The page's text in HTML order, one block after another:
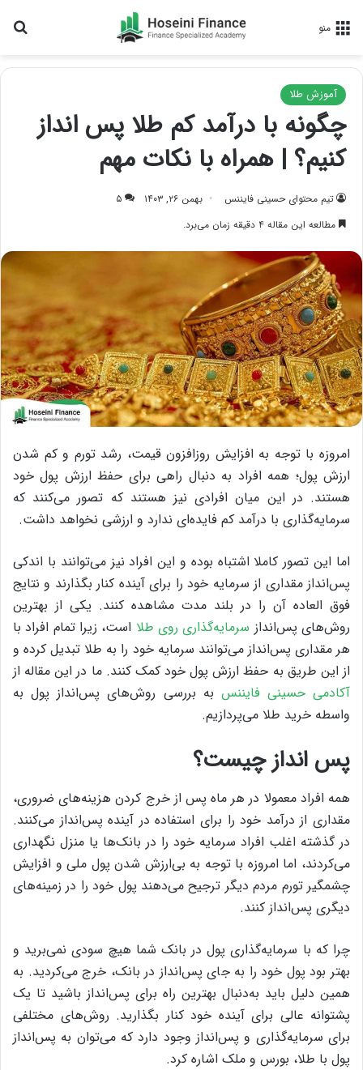
منو
آموزش طلا
چگونه با درآمد کم طلا پس‌ انداز
کنیم؟ | همراه با نکات مهم
تیم محتوای حسینی‌ فایننس بهمن ۲۶, ۱۴۰۳
۵
مطالعه این مقاله ۴ دقیقه زمان می‌برد.
امروزه با توجه به افزایش روزافزون قیمت، رشد تورم و کم شدن
ارزش پول؛ همه افراد به دنبال راهی برای حفظ ارزش پول خود
هستند. در این میان افرادی نیز هستند که تصور می‌کنند که
سرمایه‌گذاری با درآمد کم فایده‌ای ندارد و ارزشی نخواهد داشت.
اما این تصور کاملا اشتباه بوده و این افراد نیز می‌توانند با اندکی
پس‌انداز مقداری از سرمایه خود را برای آینده کنار بگذارند و نتایج
فوق العاده آن را در بلند مدت مشاهده کنند. یکی از بهترین
روش‌های پس‌انداز سرمایه‌گذاری روی طلا است، زیرا تمام افراد با
هر مقداری پس‌انداز می‌توانند سرمایه خود را به طلا تبدیل کرده و
از این طریق به حفظ ارزش پول خود کمک کنند. ما در این مقاله از
آکادمی حسینی فایننس به بررسی روش‌های پس‌انداز پول به
واسطه خرید طلا می‌پردازیم.
پس انداز چیست؟
همه افراد معمولا در هر ماه پس از خرج کردن هزینه‌های ضروری،
مقداری از درآمد خود را برای استفاده در آینده پس‌انداز می‌کنند.
در گذشته اغلب افراد سرمایه خود را در بانک‌ها یا منزل نگهداری
می‌کردند، اما امروزه با توجه به بی‌ارزش شدن پول ملی و افزایش
چشمگیر تورم مردم دیگر ترجیح می‌دهند پول خود را در زمینه‌های
دیگری پس‌انداز کنند.
چرا که با سرمایه‌گذاری پول در بانک شما هیچ سودی نمی‌برید و
بهتر بود پول خود را به جای پس‌انداز در بانک، خرج می‌کردید. به
همین دلیل باید به‌دنبال بهترین راه برای پس‌انداز باشید تا یک
پشتوانه عالی برای آینده خود کنار بگذارید. روش‌های مختلفی
برای سرمایه‌گذاری و پس‌انداز وجود دارد که می‌توان به پس‌انداز
پول با طلا، بورس و ملک اشاره کرد.